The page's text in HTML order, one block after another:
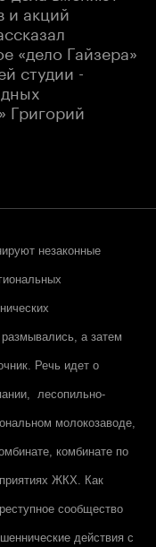
и акций
«дело Гайзера»
студии -
Григорий
незаконные
а затем
Речь идет о
лесопильно-
молокозаводе,
комбинате по
ЖКХ. Как
сообщество
действия с